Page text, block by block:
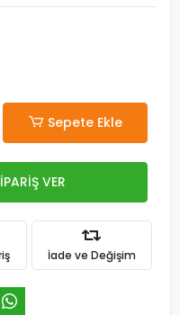
Sepete Ekle
VER
İade ve Değişim